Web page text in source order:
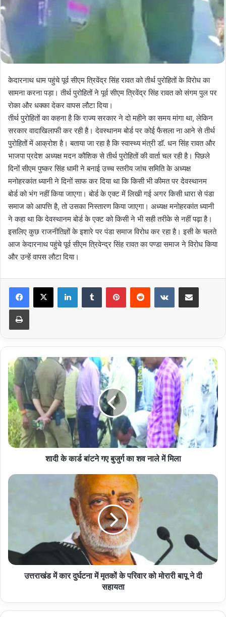
केदारनाथ धाम पहुंचे पूर्व सीएम त्रिवेंद्र सिंह रावत को तीर्थ पुरोहितों के विरोध का
सामना करना पड़ा। तीर्थ पुरोहितों ने पूर्व सीएम त्रिवेंद्र सिंह रावत को संगम पुल पर
रोका और धक्का देकर वापस लौटा दिया।
तीर्थ पुरोहितों का कहना है कि राज्य सरकार ने दो महीने का समय मांगा था, लेकिन
सरकार वादाखिलाफी कर रही है। देवस्थानम बोर्ड पर कोई फैसला ना आने से तीर्थ
पुरोहितों में आक्रोश है। बताया जा रहा है कि स्वास्थ्य मंत्री डॉ. धन सिंह रावत और
भाजपा प्रदेश अध्यक्ष मदन कौशिक से तीर्थ पुरोहितों की वार्ता चल रही है। पिछले
दिनों सीएम पुष्कर सिंह धामी ने बनाई उच्च स्तरीय जांच समिति के अध्यक्ष
मनोहरकांत ध्यानी ने दिनों साफ कर दिया था कि किसी भी कीमत पर देवस्थानम
बोर्ड को भंग नहीं किया जाएगा। बोर्ड के एक्ट में लिखी गई अगर किसी धारा से पंडा
समाज को आपत्ति है, तो उसका निस्तारण किया जाएगा। अध्यक्ष मनोहरकांत ध्यानी
ने कहा था कि देवस्थानम बोर्ड के एक्ट को किसी ने भी सही तरीके से नहीं पढ़ा है।
इसलिए कुछ राजनीतिज्ञों के इशारे पर पंडा समाज विरोध कर रहा है। इसी के चलते
आज केदारनाथ पहुंचे पूर्व सीएम त्रिवेन्द्र सिंह रावत का पण्डा समाज ने विरोध किया
और उन्हें वापस लौटा दिया।
LinkedInTumblr PinterestReddit VKontakteShare via Email
Print
शादी
के
कार्ड
बांटने
गए
बुजुर्ग
का
शव
नाले
शादी के कार्ड बांटने गए बुजुर्ग का शव नाले में मिला
उत्तराखंड
परिवार
को मोरारी
उत्तराखंड में कार दुर्घटना में मृतकों के परिवार को मोरारी बापू ने दी
सहायता